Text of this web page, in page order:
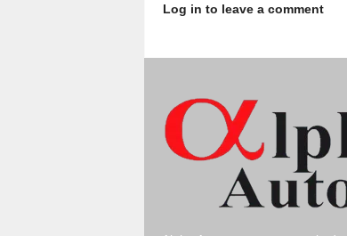
Log in to leave a comment